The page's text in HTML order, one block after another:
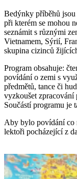
Bedýnky příběhů
při kterém se mohou
seznámit s různými
Vietnamem, Sýrií,
skupina cizinců
Program obsahuje:
povídání o zemi s
předmětů, tance či
vyzkoušet
Součástí programu je
Aby bylo povídání co
lektoři pocházející z